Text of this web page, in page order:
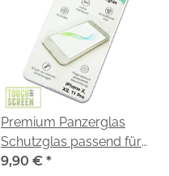
Premium Panzerglas
Schutzglas passend für
iPhone X, XS, 11 Pro
9,90 € *